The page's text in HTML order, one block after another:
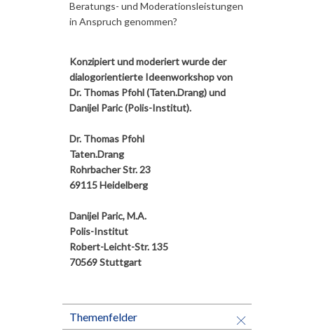
Beratungs- und Moderationsleistungen
in Anspruch genommen?
Konzipiert und moderiert wurde der
dialogorientierte Ideenworkshop von
Dr. Thomas Pfohl (Taten.Drang) und
Danijel Paric (Polis-Institut).
Dr. Thomas Pfohl
Taten.Drang
Rohrbacher Str. 23
69115 Heidelberg
Danijel Paric, M.A.
Polis-Institut
Robert-Leicht-Str. 135
70569 Stuttgart
Themenfelder